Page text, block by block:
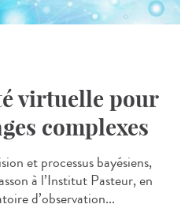
virtuelle pour
complexes
et processus bayésiens,
à l’Institut Pasteur, en
d’observation...